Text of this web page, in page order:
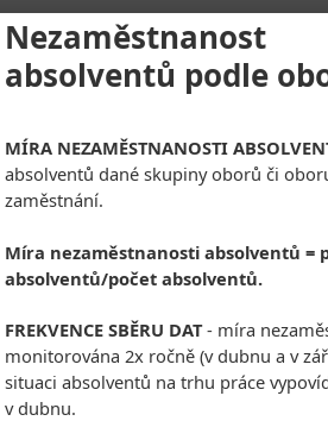
Nezaměstnanost
absolventů podle
MÍRA NEZAMĚSTNANOSTI
absolventů dané skupiny oborů či
zaměstnání.
Míra nezaměstnanosti absolventů =
absolventů/počet absolventů.
FREKVENCE SBĚRU DAT- míra
monitorována 2x ročně (v dubnu a v
situaci absolventů na trhu práce
v dubnu.